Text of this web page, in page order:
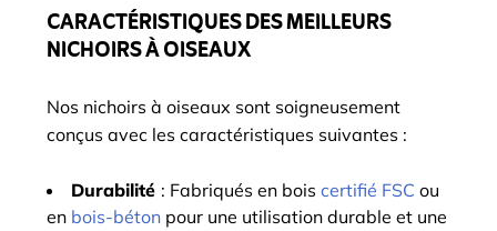
CARACTÉRISTIQUES DES MEILLEURS
NICHOIRS À OISEAUX
Nos nichoirs à oiseaux sont soigneusement
conçus avec les caractéristiques suivantes :
Durabilité : Fabriqués en bois certifié FSC ou
en bois-béton pour une utilisation durable et une